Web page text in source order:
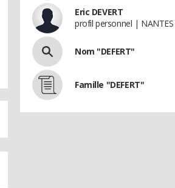
Eric DEVERT
profil personnel | NANTES
Nom "DEFERT"
Famille "DEFERT"